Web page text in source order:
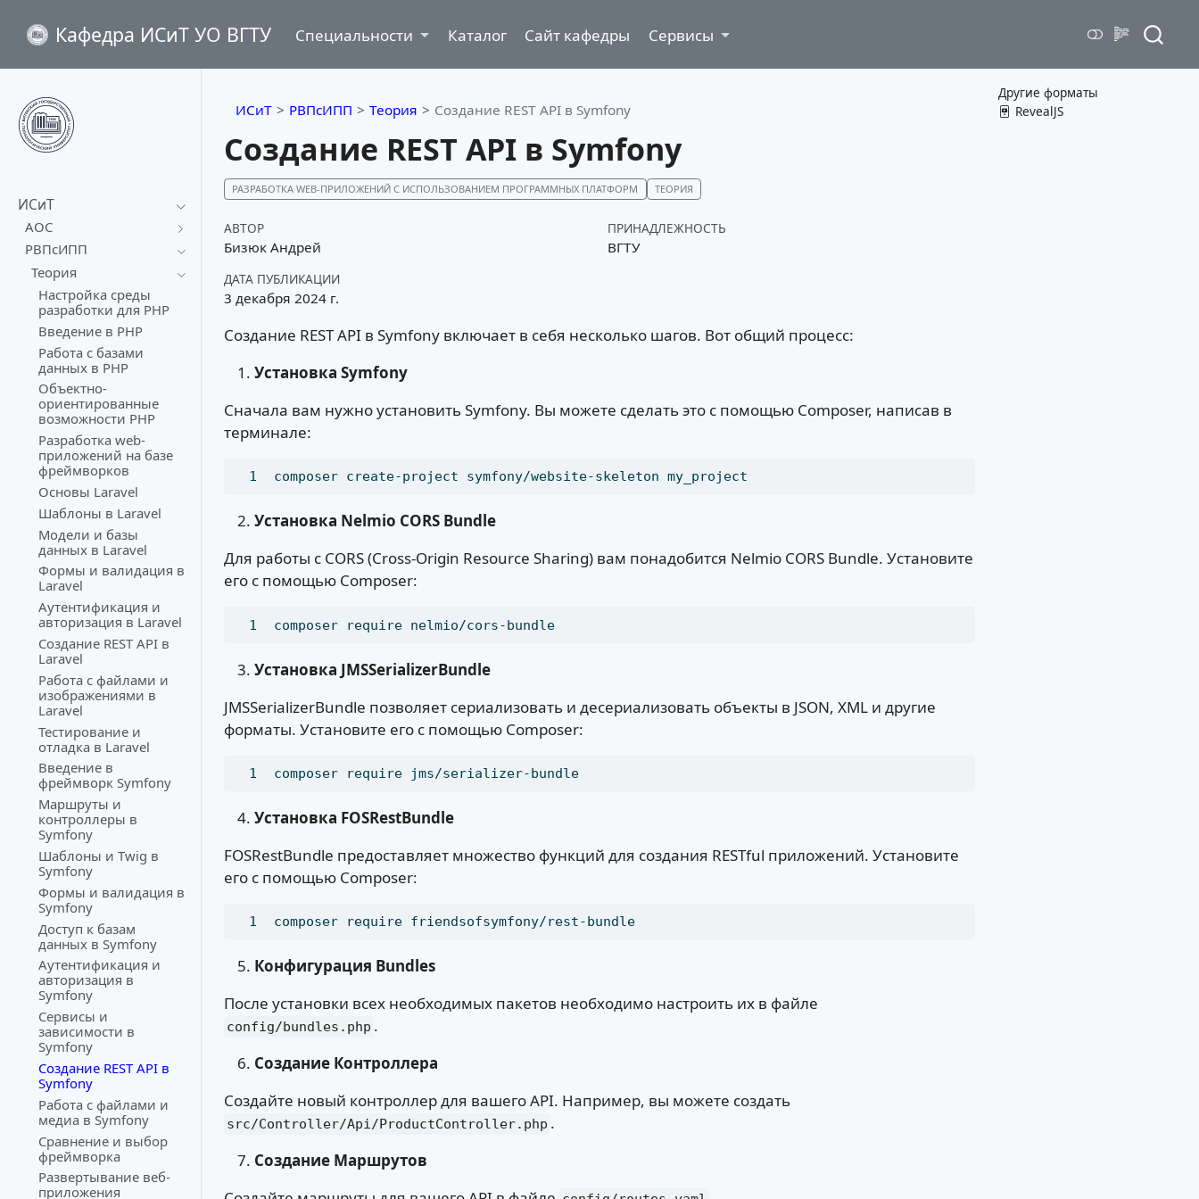
Кафедра ИСиТ УО ВГТУ Специальности Каталог Сайт кафедры Сервисы
ИСиТ
АОС
РВПсИПП
Теория
Настройка среды
разработки для PHP
Введение в PHP
Работа с базами
данных в PHP
Объектно-
ориентированные
возможности PHP
Разработка web-
приложений на базе
фреймворков
Основы Laravel
Шаблоны в Laravel
Модели и базы
данных в Laravel
Формы и валидация в
Laravel
Аутентификация и
авторизация в Laravel
Создание REST API в
Laravel
Работа с файлами и
изображениями в
Laravel
Тестирование и
отладка в Laravel
Введение в
фреймворк Symfony
Маршруты и
контроллеры в
Symfony
Шаблоны и Twig в
Symfony
Формы и валидация в
Symfony
Доступ к базам
данных в Symfony
Аутентификация и
авторизация в
Symfony
Сервисы и
зависимости в
Symfony
Создание REST API в
Symfony
Работа с файлами и
медиа в Symfony
Сравнение и выбор
фреймворка
Развертывание веб-
приложения
Другие форматы
RevealJS
ИСиТ РВПсИПП Теория Создание REST API в Symfony
Создание REST API в Symfony
РАЗРАБОТКА WEB-ПРИЛОЖЕНИЙ С ИСПОЛЬЗОВАНИЕМ ПРОГРАММНЫХ ПЛАТФОРМ ТЕОРИЯ
АВТОР ПРИНАДЛЕЖНОСТЬ
Бизюк Андрей ВГТУ
ДАТА ПУБЛИКАЦИИ
3 декабря 2024 г.
Создание REST API в Symfony включает в себя несколько шагов. Вот общий процесс:
Установка Symfony
Сначала вам нужно установить Symfony. Вы можете сделать это с помощью Composer, написав в
терминале:
composer create-project symfony/website-skeleton my_project
Установка Nelmio CORS Bundle
Для работы с CORS (Cross-Origin Resource Sharing) вам понадобится Nelmio CORS Bundle. Установите
его с помощью Composer:
composer require nelmio/cors-bundle
Установка JMSSerializerBundle
JMSSerializerBundle позволяет сериализовать и десериализовать объекты в JSON, XML и другие
форматы. Установите его с помощью Composer:
composer require jms/serializer-bundle
Установка FOSRestBundle
FOSRestBundle предоставляет множество функций для создания RESTful приложений. Установите
его с помощью Composer:
composer require friendsofsymfony/rest-bundle
Конфигурация Bundles
После установки всех необходимых пакетов необходимо настроить их в файле
config/bundles.php .
Создание Контроллера
Создайте новый контроллер для вашего API. Например, вы можете создать
src/Controller/Api/ProductController.php .
Создание Маршрутов